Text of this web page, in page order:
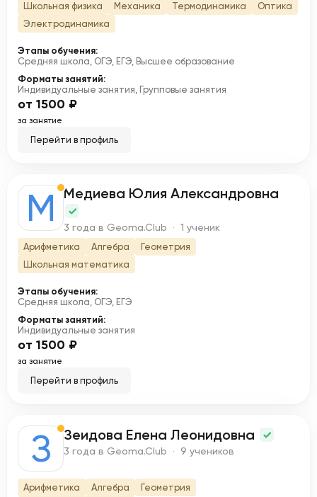
Школьная физика
Механика Термодинамика
Оптика
Электродинамика
Этапы обучения:
Средняя школа, ОГЭ, ЕГЭ, Высшее образование
Форматы занятий:
Индивидуальные занятия, Групповые занятия
от 1500 ₽
за занятие
Перейти в профиль
М Медиева Юлия Александровна
3 года в Geoma.Club · 1 ученик
Арифметика Алгебра
Геометрия
Школьная математика
Этапы обучения:
Средняя школа, ОГЭ, ЕГЭ
Форматы занятий:
Индивидуальные занятия
от 1500 ₽
за занятие
Перейти в профиль
З Зеидова Елена Леонидовна
3 года в Geoma.Club · 9 учеников
Арифметика Алгебра
Геометрия